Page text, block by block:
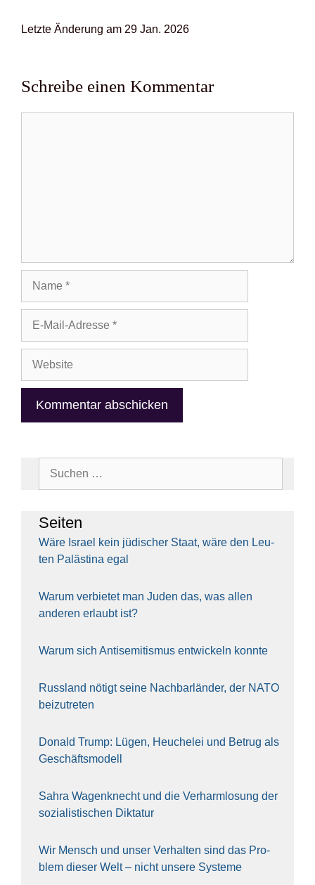
Letz­te Ände­rung am 29 Jan. 2026
Schreibe einen Kommentar
Adresse
Sei­ten
Wäre Isra­el kein jüdi­scher Staat, wäre den Leu­
ten Paläs­ti­na egal
War­um ver­bie­tet man Juden das, was allen
ande­ren erlaubt ist?
War­um sich Anti­se­mi­tis­mus ent­wi­ckeln konn­te
Russ­land nötigt sei­ne Nach­bar­län­der, der NATO
bei­zu­tre­ten
Donald Trump: Lügen, Heu­che­lei und Betrug als
Geschäfts­mo­dell
Sahra Wagen­knecht und die Ver­harm­lo­sung der
sozia­lis­ti­schen Dik­ta­tur
Wir Mensch und unser Ver­hal­ten sind das Pro­
blem die­ser Welt – nicht unse­re Sys‍te‍me